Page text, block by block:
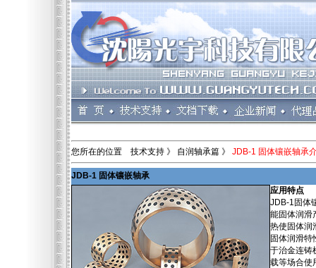
您所在的位置 技术支持 》 自润轴承篇 》 JDB-1 固体镶嵌轴承
JDB-1 固体镶嵌轴承
应用特点
JDB-1固体
能固体润滑
热使固体润
固体润滑
于治金连铸
载等场合使